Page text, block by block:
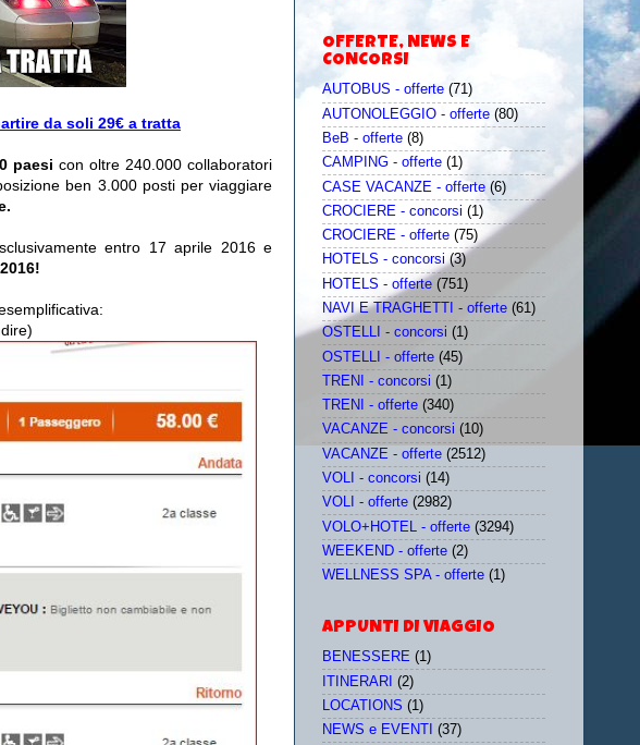
da soli 29€ a tratta
paesi con oltre 240.000 collaboratori
ben 3.000 posti per viaggiare
entro 17 aprile 2016 e
OFFERTE, NEWS E
CONCORSI
AUTOBUS - offerte (71)
AUTONOLEGGIO - offerte (80)
BeB - offerte (8)
CAMPING - offerte (1)
CASE VACANZE - offerte (6)
CROCIERE - concorsi (1)
CROCIERE - offerte (75)
HOTELS - concorsi (3)
HOTELS - offerte (751)
NAVI E TRAGHETTI - offerte (61)
OSTELLI - concorsi (1)
OSTELLI - offerte (45)
TRENI - concorsi (1)
TRENI - offerte (340)
VACANZE - concorsi (10)
VACANZE - offerte (2512)
VOLI - concorsi (14)
VOLI - offerte (2982)
VOLO+HOTEL - offerte (3294)
WEEKEND - offerte (2)
WELLNESS SPA - offerte (1)
APPUNTI DI VIAGGIO
BENESSERE (1)
ITINERARI (2)
LOCATIONS (1)
NEWS e EVENTI
(37)